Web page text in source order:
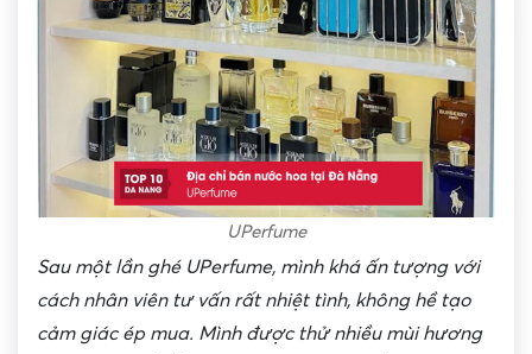
UPerfume
Sau một lần ghé UPerfume, mình khá ấn tượng với
cách nhân viên tư vấn rất nhiệt tình, không hề tạo
cảm giác ép mua. Mình được thử nhiều mùi hương